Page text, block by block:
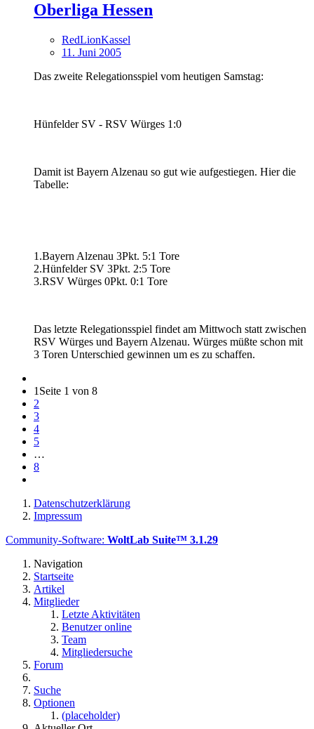
Oberliga Hessen
RedLionKassel
11. Juni 2005
Das zweite Relegationsspiel vom heutigen Samstag:
Hünfelder SV - RSV Würges 1:0
Damit ist Bayern Alzenau so gut wie aufgestiegen. Hier die
Tabelle:
1.Bayern Alzenau 3Pkt. 5:1 Tore
2.Hünfelder SV 3Pkt. 2:5 Tore
3.RSV Würges 0Pkt. 0:1 Tore
Das letzte Relegationsspiel findet am Mittwoch statt zwischen
RSV Würges und Bayern Alzenau. Würges müßte schon mit
3 Toren Unterschied gewinnen um es zu schaffen.
1 Seite 1 von 8
2
3
4
5
…
8
Datenschutzerklärung
Impressum
Community-Software: WoltLab Suite™ 3.1.29
Navigation
Startseite
Artikel
Mitglieder
Letzte Aktivitäten
Benutzer online
Team
Mitgliedersuche
Forum
Suche
Optionen
(placeholder)